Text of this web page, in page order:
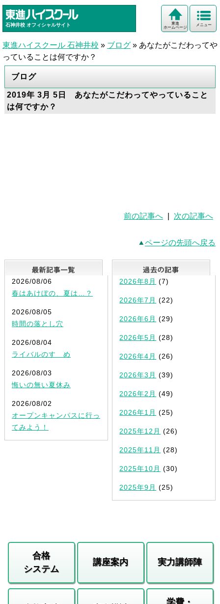
石神井校 オフィシャルサイト メニュー
東進
ホームページ
東進ハイスクール 石神井校 » ブログ » あなたがこだわってや
っていることは何ですか？
ブログ
2019年 3月 5日 あなたがこだわってやっていること
は何ですか？
前の記事へ 次の記事へ
ページの先頭へ戻る
最新記事一覧
2026/08/06
春はあけぼの、夏は…？
2026/08/05
時間の落とし穴
2026/08/04
ライバルのすゝめ
2026/08/03
悔いの無い夏休み
2026/08/02
オープンキャンパスに行っ
てみよう！
2026年8月 (7)
2026年7月 (22)
2026年6月 (29)
2026年5月 (28)
2026年4月 (26)
2026年3月 (39)
2026年2月 (49)
2026年1月 (25)
2025年12月 (26)
2025年11月 (28)
2025年10月 (30)
2025年9月 (25)
合格
システム
講座案内 実力講師陣
学費・